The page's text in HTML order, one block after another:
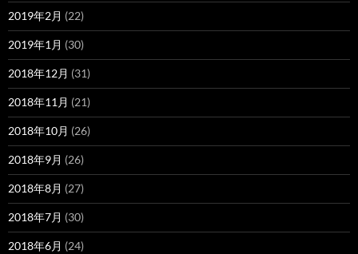
2019年2月 (22)
2019年1月 (30)
2018年12月 (31)
2018年11月 (21)
2018年10月 (26)
2018年9月 (26)
2018年8月 (27)
2018年7月 (30)
2018年6月 (24)